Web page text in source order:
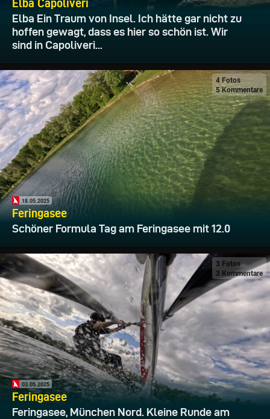
Elba Capoliveri
Elba Ein Traum von Insel. Ich hätte gar nicht zu
hoffen gewagt, dass es hier so schön ist. Wir
sind in Capoliveri...
4 Fotos
5 Kommentare
18.05.2025
Feringasee
Schöner Formula Tag am Feringasee mit 12.0
3 Fotos
3 Kommentare
03.05.2025
Feringasee
Feringasee, München Nord. Kleine Runde am